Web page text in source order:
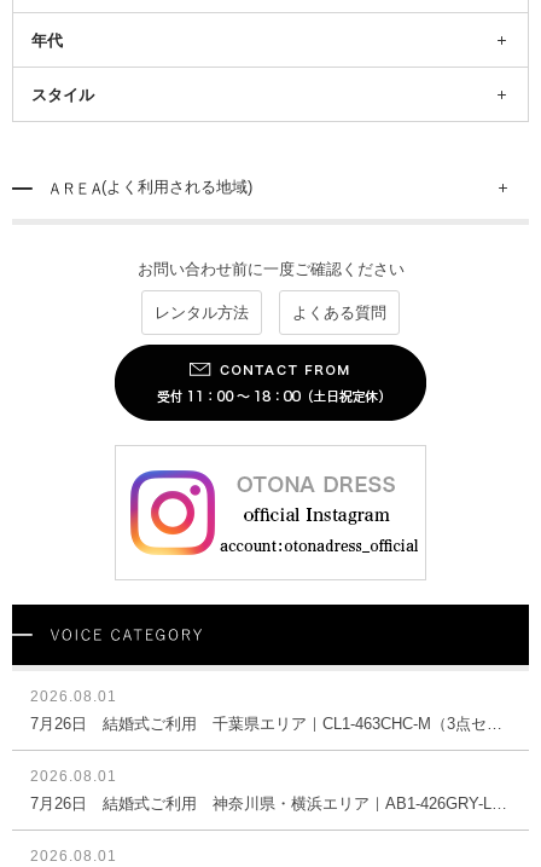
年代
スタイル
(よく利用される地域)
お問い合わせ前に一度ご確認ください
レンタル方法 よくある質問
2026.08.01
7月26日 結婚式ご利用 千葉県エリア｜CL1-463CHC-M（3点セット(バッグ)）
2026.08.01
7月26日 結婚式ご利用 神奈川県・横浜エリア｜AB1-426GRY-L（ドレス単品）
2026.08.01